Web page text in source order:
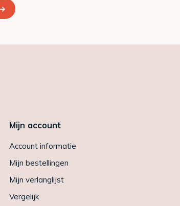
Mijn account
Account informatie
Mijn bestellingen
Mijn verlanglijst
Vergelijk